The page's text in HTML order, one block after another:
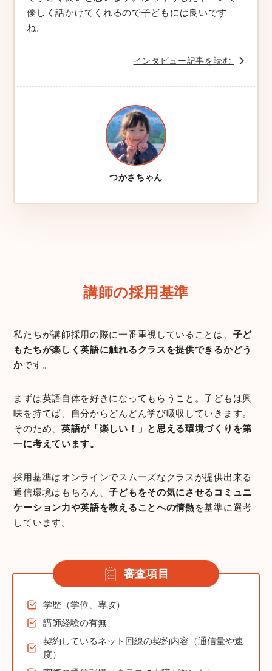
つかさちゃん
優しく話かけてくれるので子どもには良いです
ね。
インタビュー記事を読む
講師の採用基準
私たちが講師採用の際に一番重視していることは、 子ど
もたちが楽しく英語に触れるクラスを提供できるかどう
かです。
まずは英語自体を好きになってもらうこと。子どもは興
味を持てば、自分からどんどん学び吸収していきます。
そのため、 英語が「楽しい！」と思える環境づくりを第
一に考えています。
採用基準はオンラインでスムーズなクラスが提供出来る
通信環境はもちろん、子どもをその気にさせるコミュニ
ケーション力や英語を教えることへの情熱を基準に選考
しています。
審査項目
学歴（学位、専攻）
講師経験の有無
契約しているネット回線の契約内容（通信量や速
度）